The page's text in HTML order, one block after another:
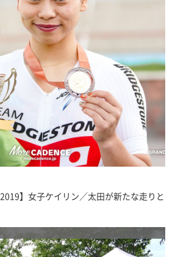
】女子ケイリン／太田が新たな走りと